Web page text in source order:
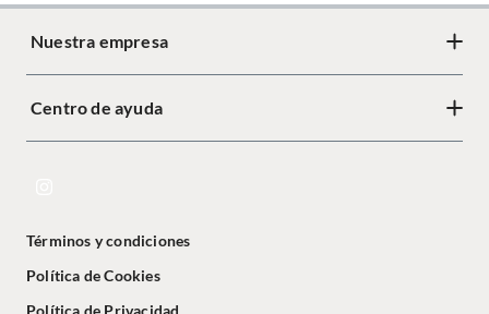
Nuestra empresa
Centro de ayuda
Términos y condiciones
Política de Cookies